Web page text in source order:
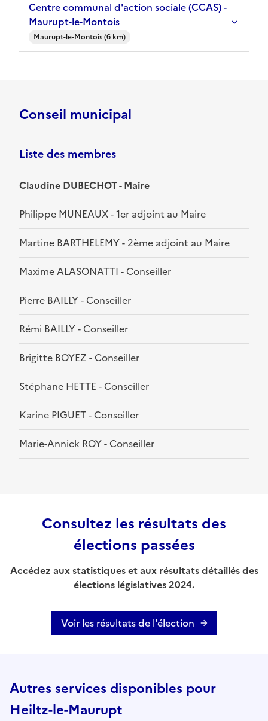
Centre communal d'action sociale (CCAS) -
Maurupt-le-Montois
Maurupt-le-Montois (6 km)
Conseil municipal
Liste des membres
Claudine DUBECHOT - Maire
Philippe MUNEAUX - 1er adjoint au Maire
Martine BARTHELEMY - 2ème adjoint au Maire
Maxime ALASONATTI - Conseiller
Pierre BAILLY - Conseiller
Rémi BAILLY - Conseiller
Brigitte BOYEZ - Conseiller
Stéphane HETTE - Conseiller
Karine PIGUET - Conseiller
Marie-Annick ROY - Conseiller
Consultez les résultats des
élections passées
Accédez aux statistiques et aux résultats détaillés des
élections législatives 2024.
Voir les résultats de l'élection
Autres services disponibles pour
Heiltz-le-Maurupt